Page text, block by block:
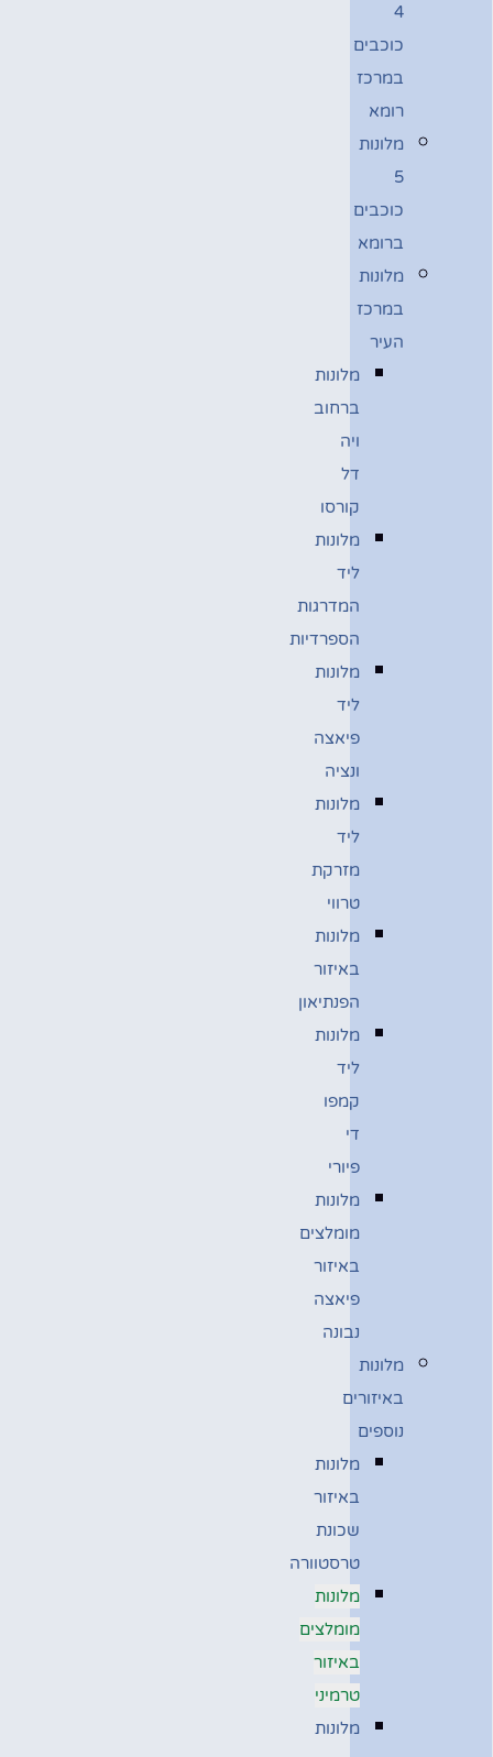
4
כוכבים
במרכז
רומא
מלונות
5
כוכבים
ברומא
מלונות
במרכז
העיר
מלונות
ברחוב
ויה
דל
קורסו
מלונות
ליד
המדרגות
הספרדיות
מלונות
ליד
פיאצה
ונציה
מלונות
ליד
מזרקת
טרווי
מלונות
באיזור
הפנתיאון
מלונות
ליד
קמפו
די
פיורי
מלונות
מומלצים
באיזור
פיאצה
נבונה
מלונות
באיזורים
נוספים
מלונות
באיזור
שכונת
טרסטוורה
מלונות
מומלצים
באיזור
טרמיני
מלונות